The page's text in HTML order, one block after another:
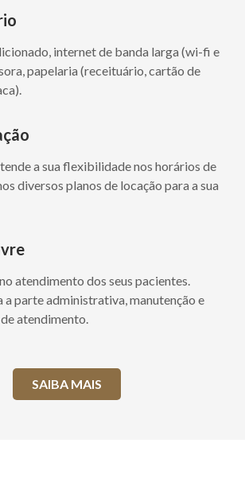
internet de banda larga (wi-fi e
papelaria (receituário, cartão de
a sua flexibilidade nos horários de
diversos planos de locação para a sua
atendimento dos seus pacientes.
a parte administrativa, manutenção e
atendimento.
SAIBA MAIS